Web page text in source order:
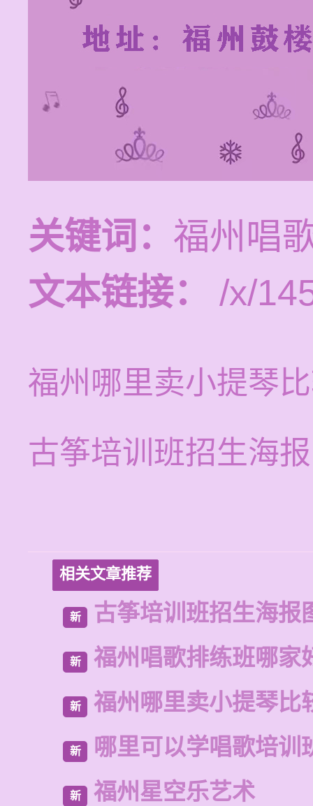
关键词： 福州唱
文本链接：
/x/
福州哪里卖小提琴
古筝培训班招生海
相关文章推荐
新 古筝培训班招生海报
新 福州唱歌排练班哪家
新 福州哪里卖小提琴比
新 哪里可以学唱歌培训
新 福州星空乐艺术